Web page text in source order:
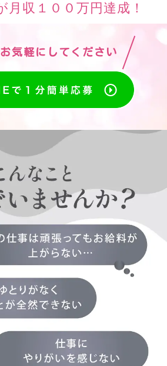
月収１００万円達成！
気軽にしてください